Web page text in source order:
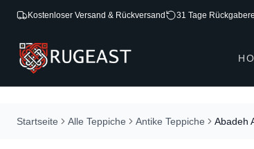
Kostenloser Versand & Rückversand 31 Tage
Startseite Alle Teppiche Antike Teppiche Abadeh